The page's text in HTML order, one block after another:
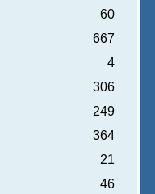
60
667
4
306
249
364
21
46